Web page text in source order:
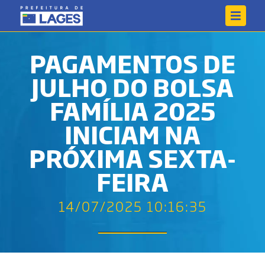
PAGAMENTOS DE
JULHO DO BOLSA
FAMÍLIA 2025
INICIAM NA
PRÓXIMA SEXTA-
FEIRA
14/07/2025 10:16:35